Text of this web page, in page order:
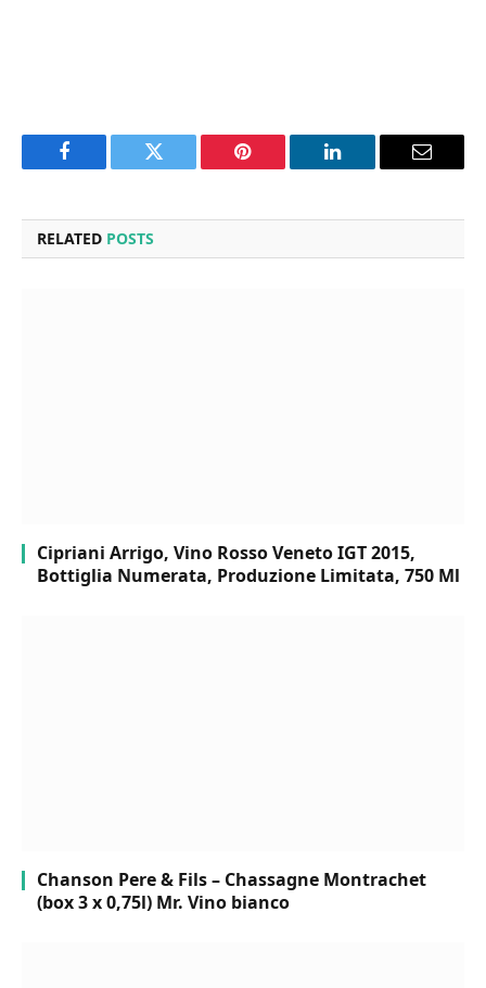
Facebook Twitter Pinterest LinkedIn Email
RELATED POSTS
Cipriani Arrigo, Vino Rosso Veneto IGT 2015,
Bottiglia Numerata, Produzione Limitata, 750 Ml
Chanson Pere & Fils – Chassagne Montrachet
(box 3 x 0,75l) Mr. Vino bianco